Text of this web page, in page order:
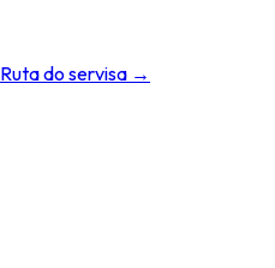
Ruta do servisa →